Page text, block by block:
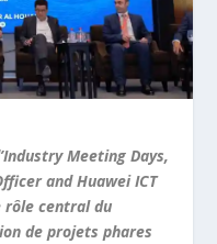
Meeting Days,
and Huawei ICT
rôle central du
de projets phares